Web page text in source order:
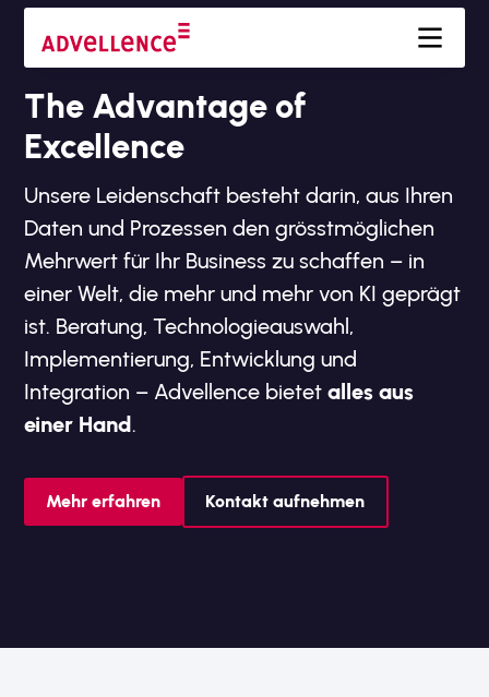
The Advantage of
Excellence
Unsere Leidenschaft besteht darin, aus Ihren
Daten und Prozessen den grösstmöglichen
Mehrwert für Ihr Business zu schaffen – in
einer Welt, die mehr und mehr von KI geprägt
ist. Beratung, Technologieauswahl,
Implementierung, Entwicklung und
Integration – Advellence bietetalles aus
einer Hand .
Mehr erfahren Kontakt aufnehmen